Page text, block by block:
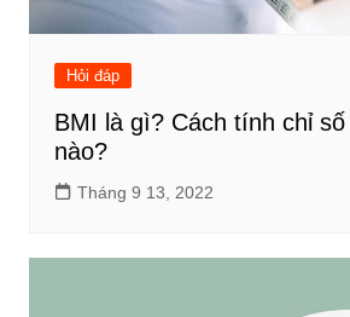
Hỏi đáp
BMI là gì? Cách tính chỉ
nào?
Tháng 9 13, 2022